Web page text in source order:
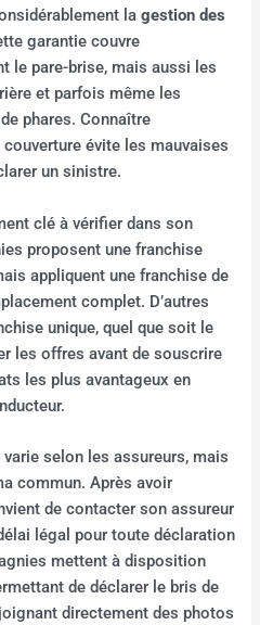
lagestion des
garantie couvre
le pare-brise, mais aussi les
et parfois même les
phares. Connaître
couverture évite les mauvaises
un sinistre.
clé à vérifier dans son
proposent une franchise
appliquent une franchise de
complet. D’autres
unique, quel que soit le
les offres avant de souscrire
les plus avantageux en
selon les assureurs, mais
commun. Après avoir
de contacter son assureur
légal pour toute déclaration
mettent à disposition
de déclarer le bris de
directement des photos